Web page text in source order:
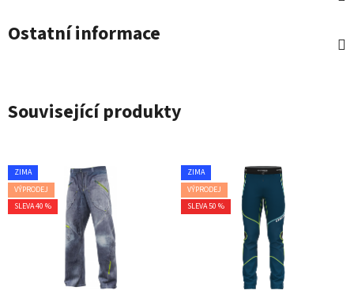
Ostatní informace
Související produkty
ZIMA
VÝPRODEJ
SLEVA 40 %
ZIMA
VÝPRODEJ
SLEVA 50 %